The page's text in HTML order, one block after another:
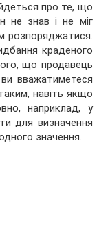
про те, що
не знав і не міг
розпоряджатися.
краденого
що продавець
вважатиметеся
навіть якщо
наприклад, у
для визначення
значення.